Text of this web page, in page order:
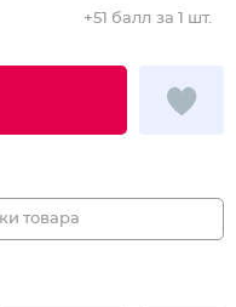
+51 балл за 1 шт.
товара